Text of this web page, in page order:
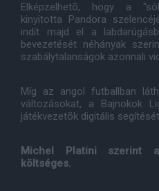
Elképzelhetõ, hogy a
kinyitotta Pandora
indít majd el a
bevezetését néhányak
szabálytalanságok azonnali
Míg az angol futballban
változásokat, a Bajnokok
játékvezetõk digitális
Michel Platini szerint
költséges.